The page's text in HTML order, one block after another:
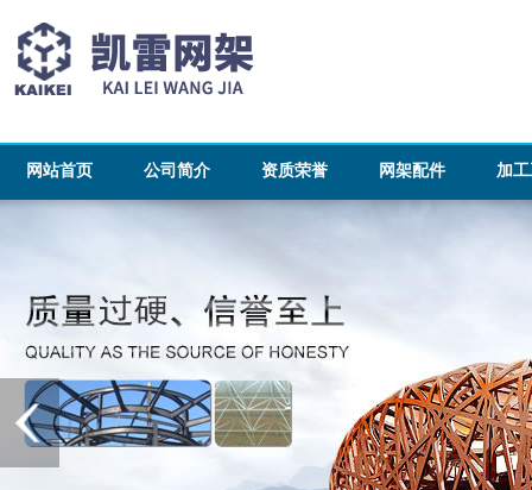
网站首页 公司简介 资质荣誉 网架配件 加